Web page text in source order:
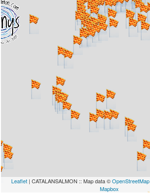
Leaflet | CATALANSALMON :: Map data ©OpenStreetMap
Mapbox